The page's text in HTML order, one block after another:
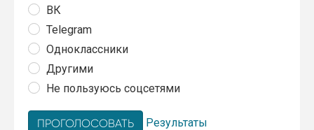
ВК
Telegram
Одноклассники
Другими
Не пользуюсь соцсетями
Результаты